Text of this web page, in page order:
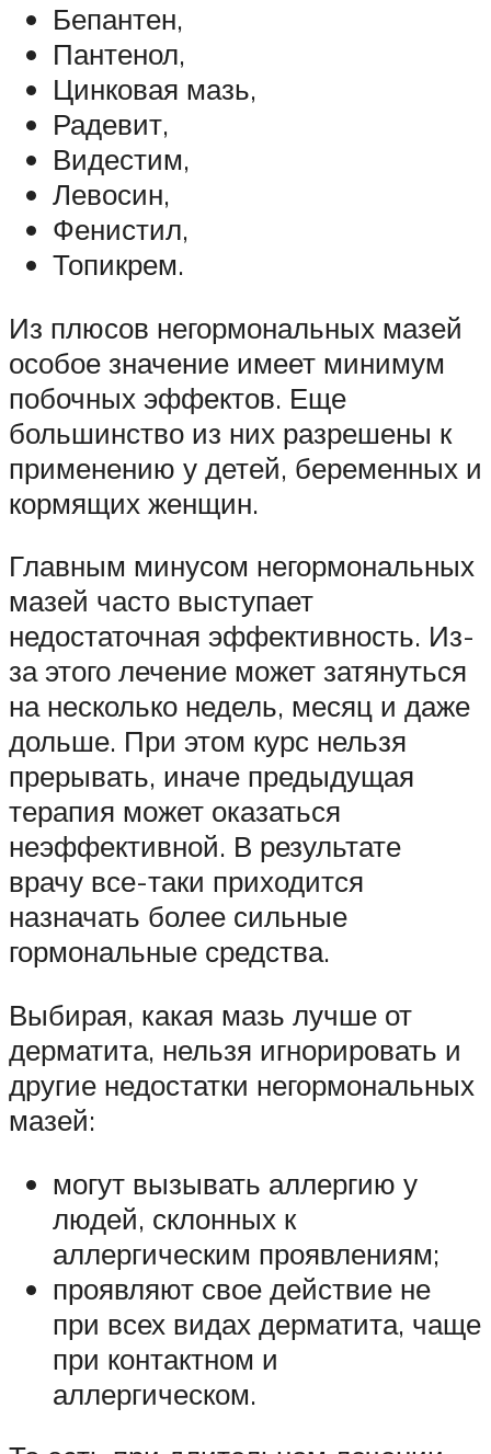
Бепантен,
Пантенол,
Цинковая мазь,
Радевит,
Видестим,
Левосин,
Фенистил,
Топикрем.
Из плюсов негормональных мазей
особое значение имеет минимум
побочных эффектов. Еще
большинство из них разрешены к
применению у детей, беременных и
кормящих женщин.
Главным минусом негормональных
мазей часто выступает
недостаточная эффективность. Из-
за этого лечение может затянуться
на несколько недель, месяц и даже
дольше. При этом курс нельзя
прерывать, иначе предыдущая
терапия может оказаться
неэффективной. В результате
врачу все-таки приходится
назначать более сильные
гормональные средства.
Выбирая, какая мазь лучше от
дерматита, нельзя игнорировать и
другие недостатки негормональных
мазей:
могут вызывать аллергию у
людей, склонных к
аллергическим проявлениям;
проявляют свое действие не
при всех видах дерматита, чаще
при контактном и
аллергическом.